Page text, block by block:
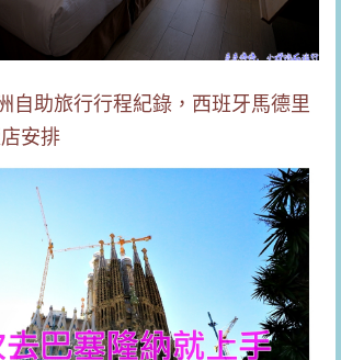
自助旅行行程紀錄，西班牙馬德里
安排